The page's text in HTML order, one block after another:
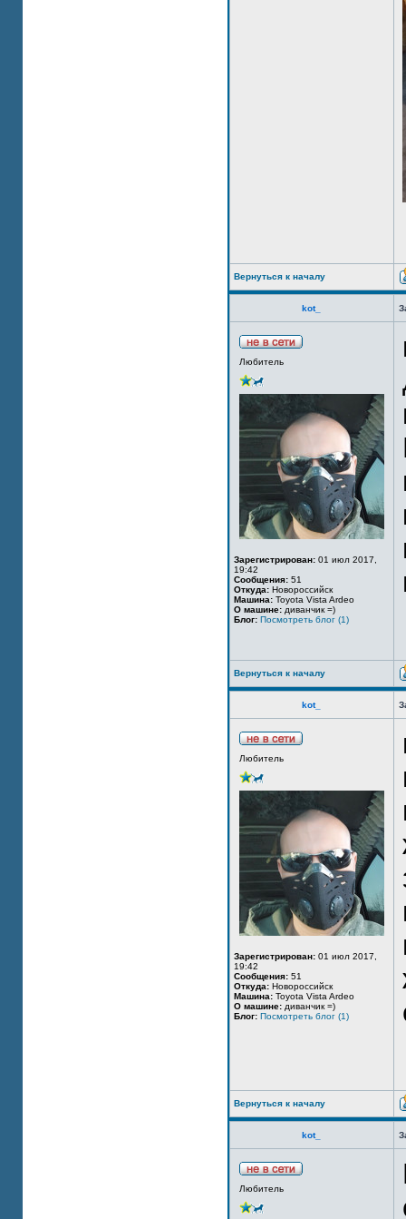
Вернуться к началу
kot_
Любитель
Зарегистрирован: 01 июл 2017,
19:42
Сообщения: 51
Откуда: Новороссийск
Машина: Toyota Vista Ardeo
О машине: диванчик =)
Блог: Посмотреть блог (1)
Вернуться к началу
kot_
Любитель
Зарегистрирован: 01 июл 2017,
19:42
Сообщения: 51
Откуда: Новороссийск
Машина: Toyota Vista Ardeo
О машине: диванчик =)
Блог: Посмотреть блог (1)
Вернуться к началу
kot_
Любитель